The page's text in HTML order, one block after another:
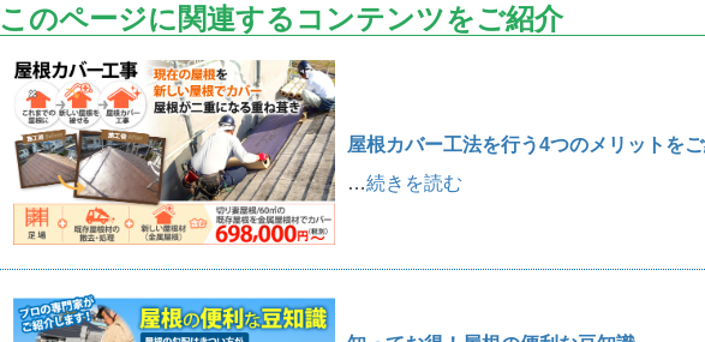
このページに関連するコンテンツをご紹介
屋根カバー工法を行う4つのメリットを
…続きを読む